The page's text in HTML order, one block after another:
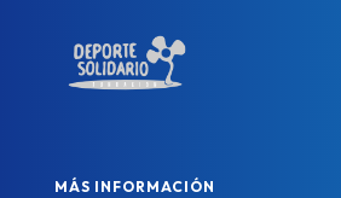
MÁS INFORMACIÓN